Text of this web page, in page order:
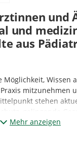
und
und
aus
Möglichkeit, Wissen
mitzunehmen
stehen
gelingende
auf
Mehr anzeigen